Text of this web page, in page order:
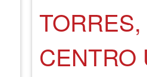
CENTRO